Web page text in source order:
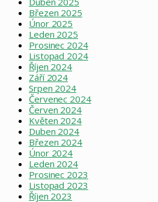
Březen 2025
Únor 2025
Leden 2025
Prosinec 2024
Listopad 2024
Říjen 2024
Září 2024
Srpen 2024
Červenec 2024
Červen 2024
Květen 2024
Duben 2024
Březen 2024
Únor 2024
Leden 2024
Prosinec 2023
Listopad 2023
Říjen 2023